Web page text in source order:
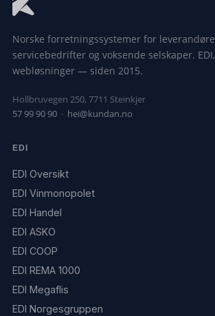
Norske forretningssystemer for
servicebedrifter og voksende selskaper.
webløsninger — siden 2015.
Hollbruvegen 250, 7711 Steinkjer
57 99 90 90 · hei@kundan.no
EDI
EDI Oversikt
EDI Vinmonopolet
EDI Handel
EDI ASKO
EDI COOP
EDI REMA 1000
EDI Megaflis
EDI Norgesgruppen